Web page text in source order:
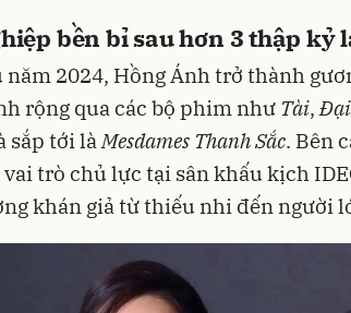
bền bỉ sau hơn 3 thập kỷ
năm 2024, Hồng Ánh trở thành
rộng qua các bộ phim như Tài,
sắp tới làMesdames Thanh Sắc. Bên
trò chủ lực tại sân khấu kịch
khán giả từ thiếu nhi đến người